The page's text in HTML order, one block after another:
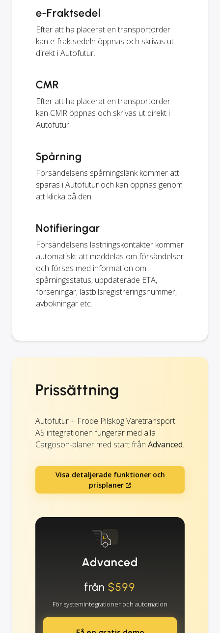
e-Fraktsedel
Efter att ha placerat en transportorder
kan e-fraktsedeln öppnas och skrivas ut
direkt i Autofutur.
CMR
Efter att ha placerat en transportorder
kan CMR öppnas och skrivas ut direkt i
Autofutur.
Spårning
Försändelsens spårningslänk kommer att
sparas i Autofutur och kan öppnas genom
att klicka på den.
Notifieringar
Försändelsens lastningskontakter kommer
automatiskt att meddelas om försändelser
och förses med information om
spårningsstatus, uppdaterade ETA,
förseningar, lastbilsregistreringsnummer,
avbokningar etc.
Prissättning
Autofutur + Frode Pilskog Varetransport
AS integrationen fungerar med alla
Cargoson-planer med start från Advanced.
Visa detaljerade funktioner och
prisplaner
Advanced
från $599
För systemintegrationer och automation